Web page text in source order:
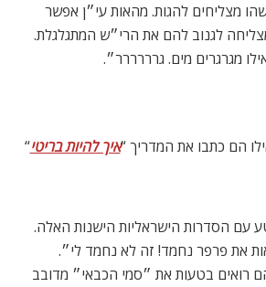
מצליחים להגות. מהאות עי״ן אפשר
לגנוב להם את הרי״ש המתגלגלת.
מגרגרים מים. גרררררר״.
הם כתבו את המדריך “איך להיות בריטי“
עם הסדרות הישראליות הישנות האלה.
את פרפר נחמד! זה לא נחמד לי״.
רואים בטעות את ״סמי הכבאי״ מדובב